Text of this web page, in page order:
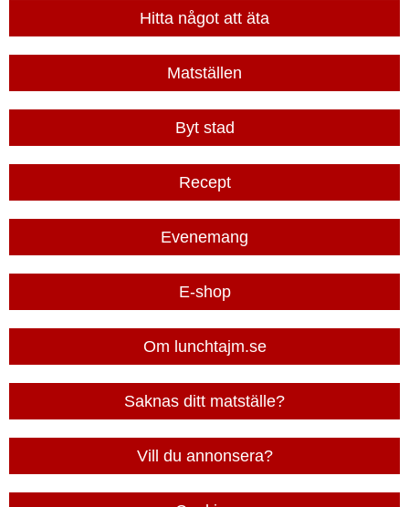
Hitta något att äta
Matställen
Byt stad
Recept
Evenemang
E-shop
Om lunchtajm.se
Saknas ditt matställe?
Vill du annonsera?